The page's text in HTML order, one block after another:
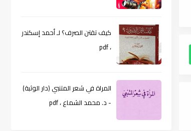
كيف تقتن الصرف؟ لـ أحمد إسكندر
، pdf
المراة في شعر المتنبي (دار الوثبة)
- د. محمد الشماع ، pdf